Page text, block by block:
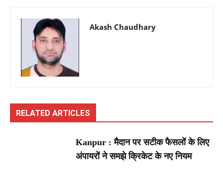
Akash Chaudhary
RELATED ARTICLES
Kanpur : मैदान पर सटीक फैसलों के लिए
अंपायरों ने समझे क्रिकेट के नए नियम